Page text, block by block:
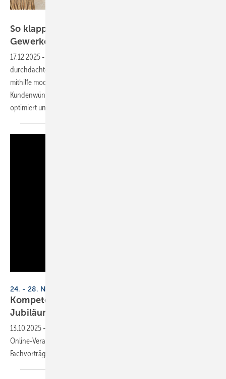
So klappt’s mit Kunden und beteiligten
Gewerken im
17.12.2025 -
durchdachten Prozess gelegt. Der Artikel zeigt, wie das Unternehmen
mithilfe moderner 3D-Visualisierungen und effizienter Projektplanung
Kundenwünsche realisiert, die Zusammenarbeit mit Gewerken
optimiert und die Kundenzufriedenheit
24. - 28. November 2025, online
Kompetenzwoche Haus­tech­nik (KWHT) fei­ert
Ju­bi­lä­um
13.10.2025 -
Online-Veranstaltung KWHT 2025. Die Jubiläumsausgabe bietet 30
Fachvorträge und ein interaktives